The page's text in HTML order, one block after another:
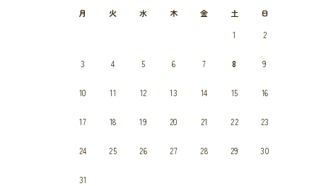
月
火 水 木 金 土
日
1
2
3 4 5 6 7 8 9
10 11 12 13 14 15 16
17 18 19 20 21 22 23
24 25 26 27 28 29 30
31